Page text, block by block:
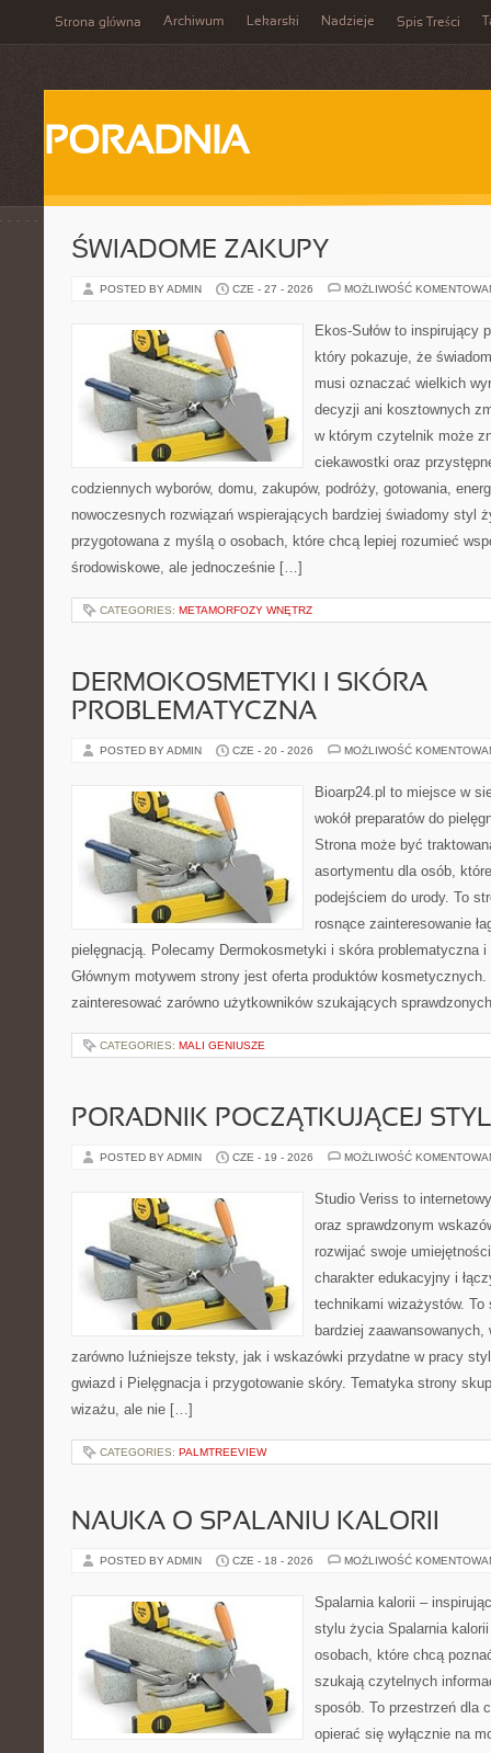
Strona główna Archiwum Lekarski Nadzieje Spis Treści
PORADNIA
ŚWIADOME ZAKUPY
POSTED BY ADMIN CZE - 27 - 2026 MOŻLIWOŚĆ
Ekos-Sułów to inspirujący
który pokazuje, że
musi oznaczać wielkich
decyzji ani kosztownych
w którym czytelnik może
ciekawostki oraz
codziennych wyborów, domu, zakupów, podróży, gotowania,
nowoczesnych rozwiązań wspierających bardziej świadomy styl
przygotowana z myślą o osobach, które chcą lepiej rozumieć
środowiskowe, ale jednocześnie […]
CATEGORIES: METAMORFOZY WNĘTRZ
DERMOKOSMETYKI I SKÓRA
PROBLEMATYCZNA
POSTED BY ADMIN CZE - 20 - 2026 MOŻLIWOŚĆ
Bioarp24.pl to miejsce w
wokół preparatów do
Strona może być
asortymentu dla osób,
podejściem do urody. To
rosnące zainteresowanie
pielęgnacją. Polecamy Dermokosmetyki i skóra problematyczna i
Głównym motywem strony jest oferta produktów
zainteresować zarówno użytkowników szukających
CATEGORIES: MALI GENIUSZE
PORADNIK POCZĄTKUJĄCEJ
POSTED BY ADMIN CZE - 19 - 2026 MOŻLIWOŚĆ
Studio Veriss to
oraz sprawdzonym
rozwijać swoje
charakter edukacyjny i
technikami wizażystów.
bardziej
zarówno luźniejsze teksty, jak i wskazówki przydatne w pracy
gwiazd i Pielęgnacja i przygotowanie skóry. Tematyka strony
wizażu, ale nie […]
CATEGORIES: PALMTREEVIEW
NAUKA O SPALANIU KALORII
POSTED BY ADMIN CZE - 18 - 2026 MOŻLIWOŚĆ
Spalarnia kalorii –
stylu życia Spalarnia
osobach, które chcą
szukają czytelnych
sposób. To przestrzeń dla
opierać się wyłącznie na